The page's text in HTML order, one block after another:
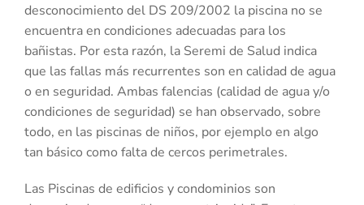
desconocimiento del DS 209/2002 la piscina no se
encuentra en condiciones adecuadas para los
bañistas. Por esta razón, la Seremi de Salud indica
que las fallas más recurrentes son en calidad de agua
o en seguridad. Ambas falencias (calidad de agua y/o
condiciones de seguridad) se han observado, sobre
todo, en las piscinas de niños, por ejemplo en algo
tan básico como falta de cercos perimetrales.
Las Piscinas de edificios y condominios son